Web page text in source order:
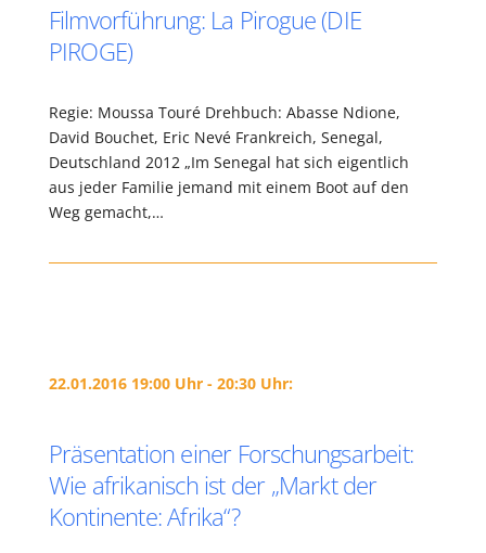
Filmvorführung: La Pirogue (DIE
PIROGE)
Regie: Moussa Touré Drehbuch: Abasse Ndione,
David Bouchet, Eric Nevé Frankreich, Senegal,
Deutschland 2012 „Im Senegal hat sich eigentlich
aus jeder Familie jemand mit einem Boot auf den
Weg gemacht,…
22.01.2016 19:00 Uhr - 20:30 Uhr:
Präsentation einer Forschungsarbeit:
Wie afrikanisch ist der „Markt der
Kontinente: Afrika“?